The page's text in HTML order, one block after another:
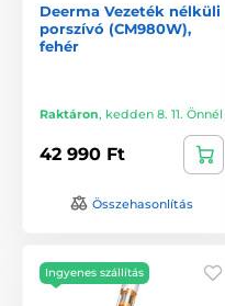
Deerma Vezeték nélküli
porszívó (CM980W),
fehér
Raktáron, kedden 8. 11. Önnél
42 990 Ft
Összehasonlítás
Ingyenes szállítás